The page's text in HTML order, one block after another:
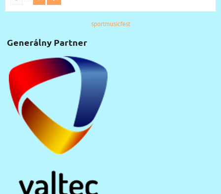
sportmusicfest
Generálny Partner